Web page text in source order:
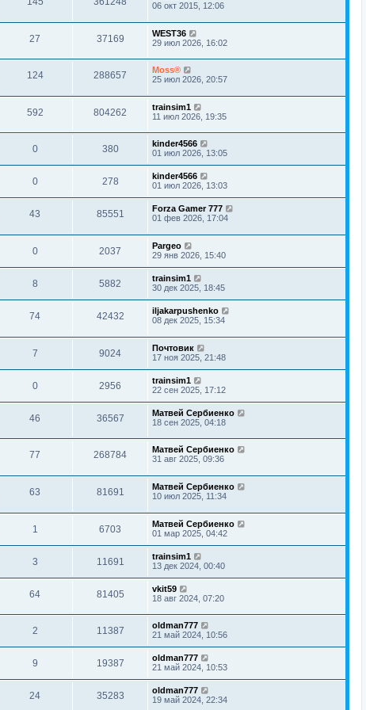
06 окт 2015, 12:06
27 37169
WEST36
29 июл 2026, 16:02
124 288657
Moss®
25 июл 2026, 20:57
592 804262
trainsim1
11 июл 2026, 19:35
0 380
kinder4566
01 июл 2026, 13:05
0 278
kinder4566
01 июл 2026, 13:03
43 85551
Forza Gamer 777
01 фев 2026, 17:04
0 2037
Pargeo
29 янв 2026, 15:40
8 5882
trainsim1
30 дек 2025, 18:45
74 42432
iljakarpushenko
08 дек 2025, 15:34
7 9024
Почтовик
17 ноя 2025, 21:48
0 2956
trainsim1
22 сен 2025, 17:12
46 36567
Матвей Сербиенко
18 сен 2025, 04:18
77 268784
Матвей Сербиенко
31 авг 2025, 09:36
63 81691
Матвей Сербиенко
10 июл 2025, 11:34
1 6703
Матвей Сербиенко
01 мар 2025, 04:42
3 11691
trainsim1
13 дек 2024, 00:40
64 81405
vkit59
18 авг 2024, 07:20
2 11387
oldman777
21 май 2024, 10:56
9 19387
oldman777
21 май 2024, 10:53
24 35283
oldman777
19 май 2024, 22:34